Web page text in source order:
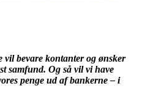
vil bevare kontanter og ønsker
samfund. Og så vil vi have
penge ud af bankerne – i